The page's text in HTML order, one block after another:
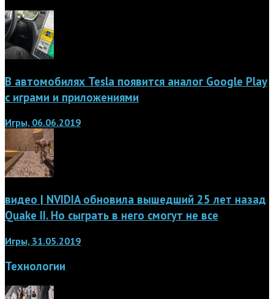
В автомобилях Tesla появится аналог Google Play
с играми и приложениями
Игры, 06.06.2019
видео | NVIDIA обновила вышедший 25 лет назад
Quake II. Но сыграть в него смогут не все
Игры, 31.05.2019
Технологии